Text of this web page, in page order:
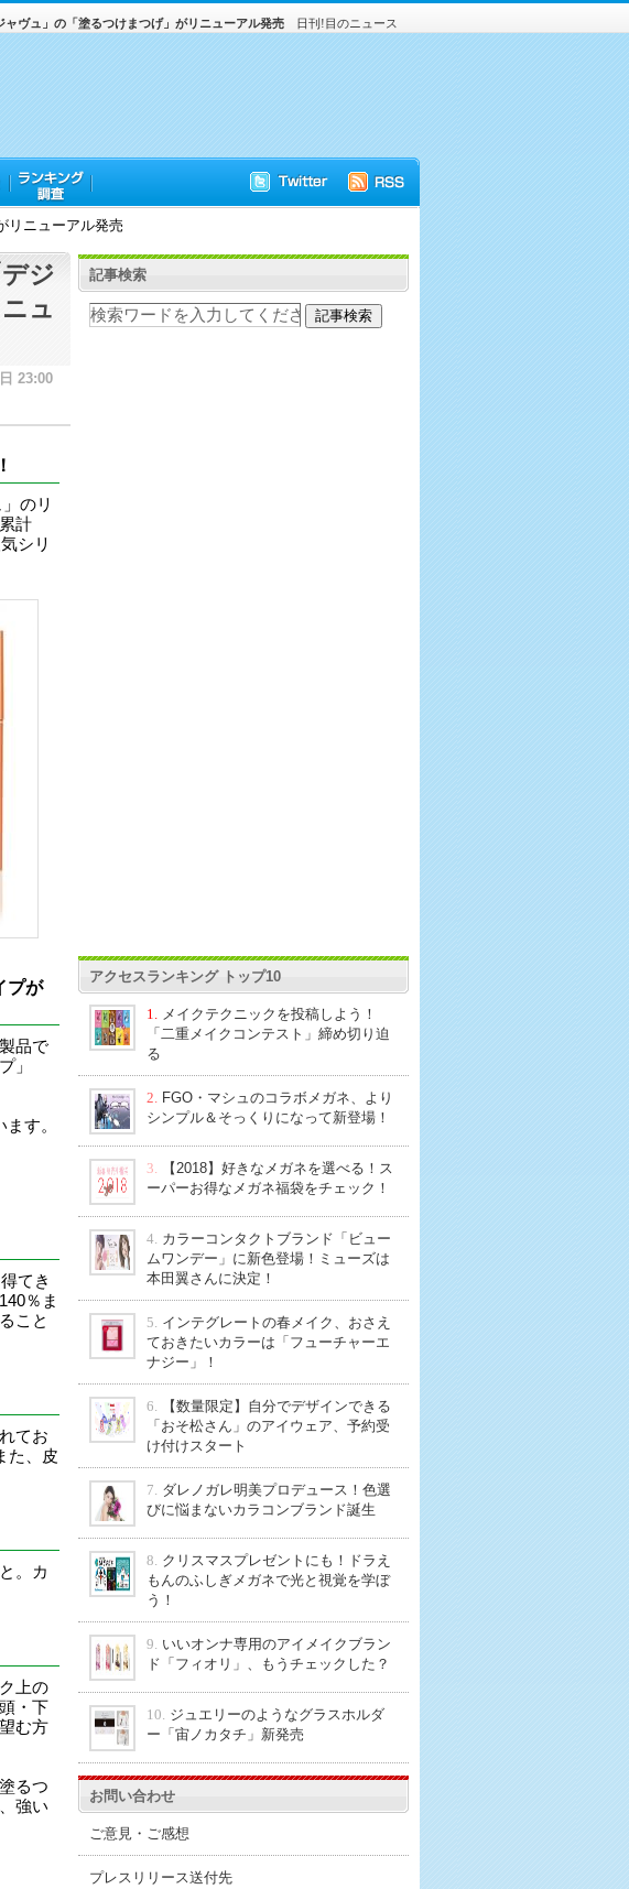
日刊!目のニュース
ヴュ」の「塗るつけまつげ」がリニューアル発売
リニューアル発売
ジ
ュ
23:00
のリ
計
シリ
プが
品で
」
す。
てき
％ま
こと
てお
た、皮
。カ
上の
・下
む方
るつ
強い
記事検索
アクセスランキング トップ10
1.
メイクテクニックを投稿しよう！
「二重メイクコンテスト」締め切り迫
る
2. FGO・マシュのコラボメガネ、より
シンプル＆そっくりになって新登場！
3.
【2018】好きなメガネを選べる！ス
ーパーお得なメガネ福袋をチェック！
4. カラーコンタクトブランド「ビュー
ムワンデー」に新色登場！ミューズは
本田翼さんに決定！
5. インテグレートの春メイク、おさえ
ておきたいカラーは「フューチャーエ
ナジー」！
6.
【数量限定】自分でデザインできる
「おそ松さん」のアイウェア、予約受
け付けスタート
7. ダレノガレ明美プロデュース！色選
びに悩まないカラコンブランド誕生
8. クリスマスプレゼントにも！ドラえ
もんのふしぎメガネで光と視覚を学ぼ
う！
9. いいオンナ専用のアイメイクブラン
ド「フィオリ」、もうチェックした？
10. ジュエリーのようなグラスホルダ
ー「宙ノカタチ」新発売
お問い合わせ
ご意見・ご感想
プレスリリース送付先